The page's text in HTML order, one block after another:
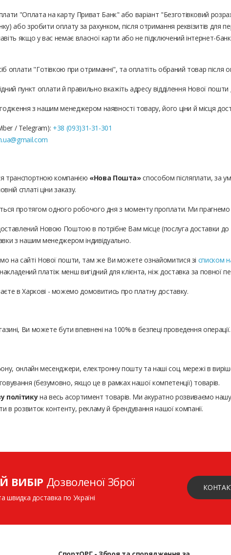
"Оплата на карту Приват Банк" або варіант "Безготівковий
або зробити оплату за рахунком, після отримання реквізитів для
якщо у вас немає власної карти або не підключений інтернет-
оплати "Готівкою при отриманні", та оплатіть обраний товар після
пункт оплати й правильно вкажіть адресу відділення Нової
з нашим менеджером наявності товару, його ціни й місця
/ Telegram): +38 (093)31-31-301
транспортною компанією «Нова Пошта»способом післяплати, за
сплаті ціни заказу.
протягом одного робочого дня з моменту проплати. Ми
Новою Поштою в потрібне Вам місце (послуга доставки
з нашим менеджером індивідуально.
на сайті Нової пошти, там же Ви можете ознайомитися зі списком
платіж менш вигідний для клієнта, ніж доставка за повної
в Харкові - можемо домовитись про платну доставку.
Ви можете бути впевнені на 100% в безпеці проведення
онлайн месенджери, електронну пошту та наші соц. мережі в
(безумовно, якщо це в рамках нашої компетенції) товарів.
політикуна весь асортимент товарів. Ми акуратно розвиваємо нашу
в розвиток контенту, рекламу й брендування нашої компанії.
ВИБІР Дозволеної Зброї
швидка доставка по Україні